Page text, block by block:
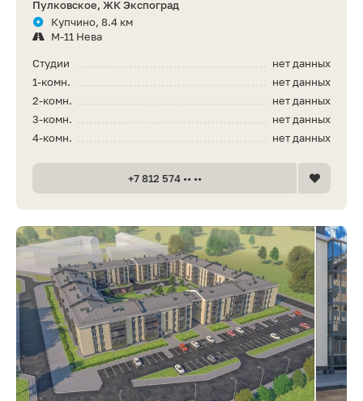
Пулковское, ЖК Экспоград
Купчино, 8.4 км
М-11 Нева
нет данных
Студии
нет данных
1-комн.
нет данных
2-комн.
нет данных
3-комн.
нет данных
4-комн.
+7 812 574 •• ••